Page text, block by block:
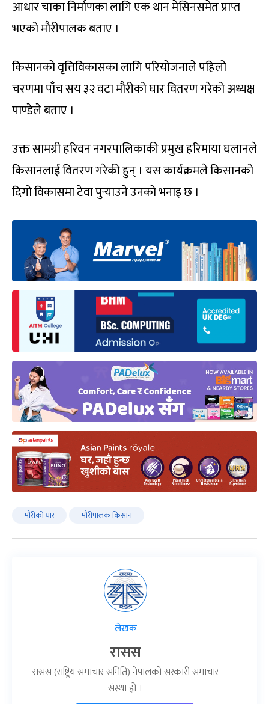
आधार चाका निर्माणका लागि एक थान मेसिनसमेत प्राप्त
भएको मौरीपालक बताए ।
किसानको वृत्तिविकासका लागि परियोजनाले पहिलो
चरणमा पाँच सय ३२ वटा मौरीको घार वितरण गरेको अध्यक्ष
पाण्डेले बताए ।
उक्त सामग्री हरिवन नगरपालिकाकी प्रमुख हरिमाया घलानले
किसानलाई वितरण गरेकी हुन् । यस कार्यक्रमले किसानको
दिगो विकासमा टेवा पुर्‍याउने उनको भनाइ छ ।
मौरीको घार मौरीपालक किसान
लेखक
रासस
रासस (राष्ट्रिय समाचार समिति) नेपालको सरकारी समाचार
संस्था हो ।